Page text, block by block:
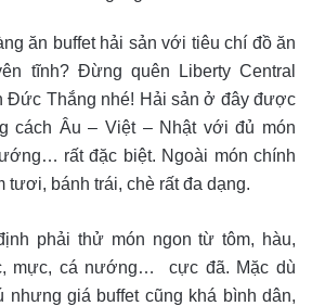
ăn buffet hải sản với tiêu chí đồ ăn
tĩnh? Đừng quên Liberty Central
Đức Thắng nhé! Hải sản ở đây được
cách Âu – Việt – Nhật với đủ món
rất đặc biệt. Ngoài món chính
tươi, bánh trái, chè rất đa dạng.
phải thử món ngon từ tôm, hàu,
mực, cá nướng… cực đã. Mặc dù
nhưng giá buffet cũng khá bình dân,